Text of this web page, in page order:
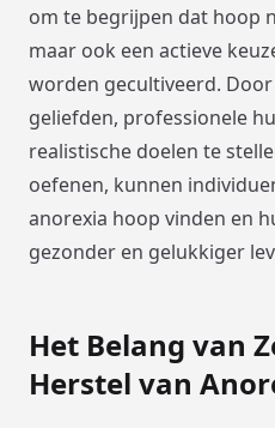
om te begrijpen dat hoop
maar ook een actieve
worden gecultiveerd.
geliefden, professionele
realistische doelen te
oefenen, kunnen
anorexia hoop vinden en
gezonder en gelukkiger
Het Belang van
Herstel van